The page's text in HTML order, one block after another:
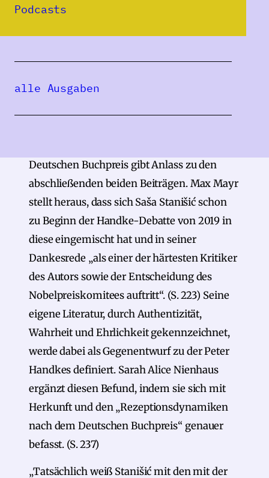
Podcasts
alle Ausgaben
einhellig mit Lob, und die Zuerkennung
Andreas Platthaus zur Verleihung des
Deutschen Buchpreis gibt Anlass zu den
abschließenden beiden Beiträgen. Max Mayr
stellt heraus, dass sich Saša Stanišić schon
zu Beginn der Handke-Debatte von 2019 in
diese eingemischt hat und in seiner
Dankesrede „als einer der härtesten Kritiker
des Autors sowie der Entscheidung des
Nobelpreiskomitees auftritt“. (S. 223) Seine
eigene Literatur, durch Authentizität,
Wahrheit und Ehrlichkeit gekennzeichnet,
werde dabei als Gegenentwurf zu der Peter
Handkes definiert. Sarah Alice Nienhaus
ergänzt diesen Befund, indem sie sich mit
Herkunft und den „Rezeptionsdynamiken
nach dem Deutschen Buchpreis“ genauer
befasst. (S. 237)
„Tatsächlich weiß Stanišić mit den mit der